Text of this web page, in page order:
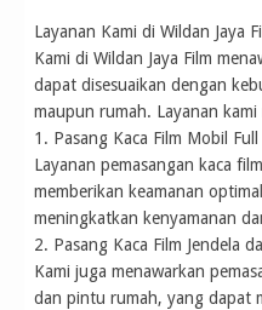
Layanan Kami di Wildan Jaya
Kami di Wildan Jaya Film
dapat disesuaikan dengan
maupun rumah. Layanan kami
1. Pasang Kaca Film Mobil
Layanan pemasangan kaca
memberikan keamanan
meningkatkan kenyamanan
2. Pasang Kaca Film Jendela
Kami juga menawarkan
dan pintu rumah, yang dapat